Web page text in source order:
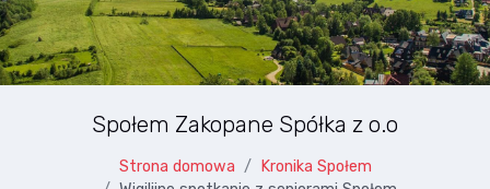
Społem Zakopane Spółka z o.o
Strona domowa
Kronika Społem